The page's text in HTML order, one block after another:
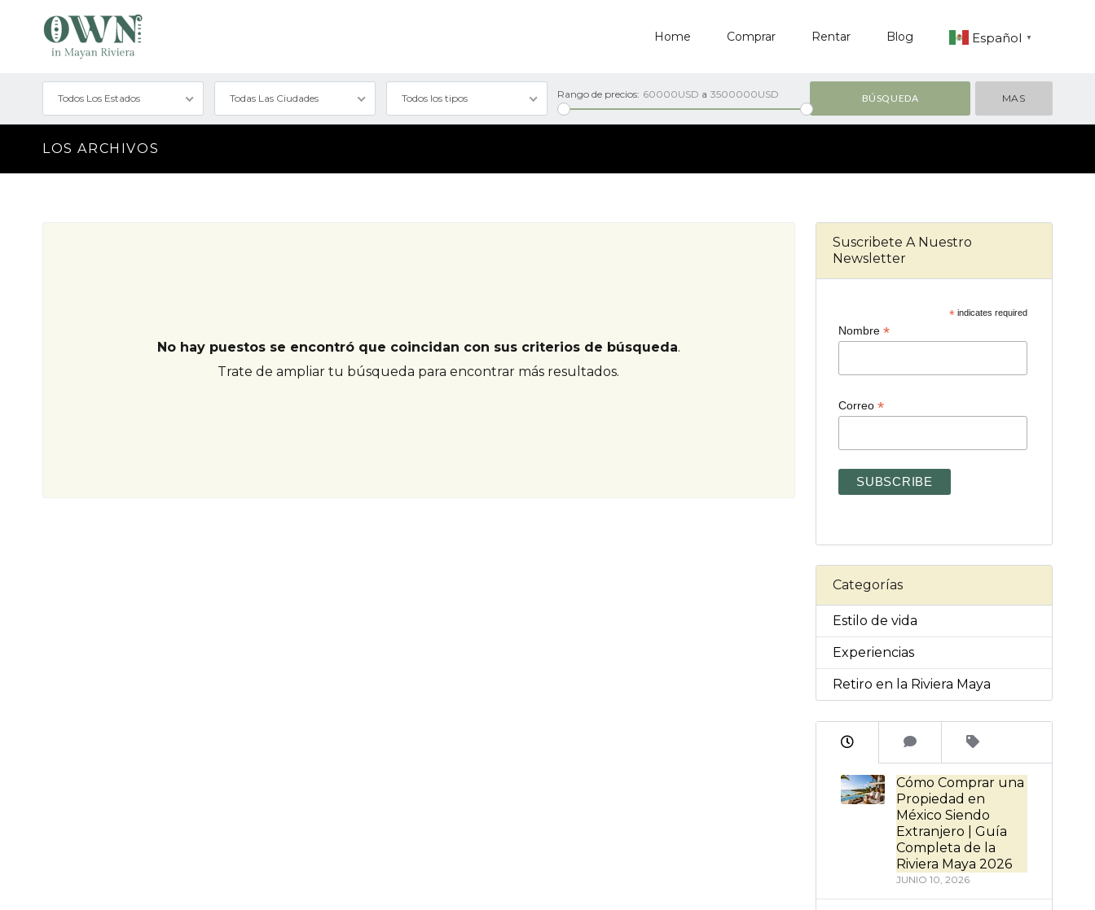
Home Comprar Rentar Blog Español ▼
Todos Los Estados Todas Las Ciudades Todos los tipos Rango de precios: 60000USD a 3500000USD MAS
LOS ARCHIVOS
No hay puestos se encontró que coincidan con sus criterios de búsqueda.
Trate de ampliar tu búsqueda para encontrar más resultados.
Suscribete A Nuestro
Newsletter
* indicates required
Nombre*
Correo*
Categorías
Estilo de vida
Experiencias
Retiro en la Riviera Maya
Cómo Comprar una
Propiedad en
México Siendo
Extranjero | Guía
Completa de la
Riviera Maya 2026
JUNIO 10, 2026